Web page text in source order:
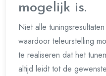
mogelijk is.
Niet alle
waardoor teleurstelling
te realiseren dat het
altijd leidt tot de